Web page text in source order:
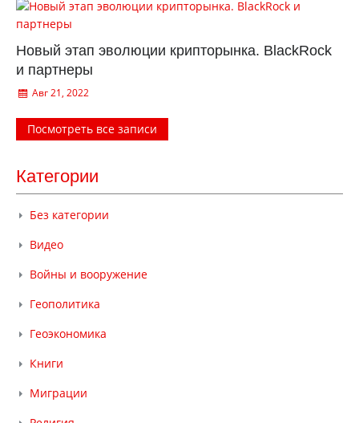
Новый этап эволюции крипторынка. BlackRock
и партнеры
Авг 21, 2022
Посмотреть все записи
Категории
Без категории
Видео
Войны и вооружение
Геополитика
Геоэкономика
Книги
Миграции